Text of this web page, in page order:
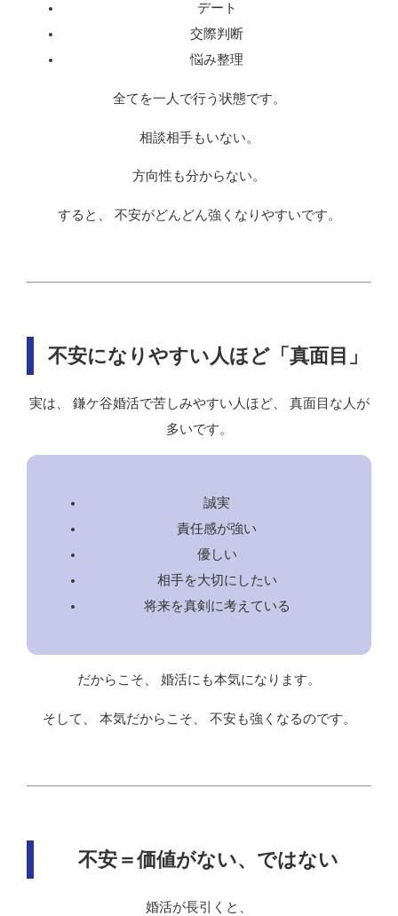
デート
交際判断
悩み整理
全てを一人で行う状態です。
相談相手もいない。
方向性も分からない。
すると、 不安がどんどん強くなりやすいです。
不安になりやすい人ほど「真面目」
実は、 鎌ケ谷婚活で苦しみやすい人ほど、 真面目な人が
多いです。
誠実
責任感が強い
優しい
相手を大切にしたい
将来を真剣に考えている
だからこそ、 婚活にも本気になります。
そして、 本気だからこそ、 不安も強くなるのです。
不安＝価値がない、ではない
婚活が長引くと、